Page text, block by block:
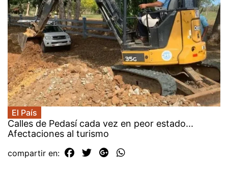
El País
Calles de Pedasí cada vez en peor estado...
Afectaciones al turismo
compartir en: